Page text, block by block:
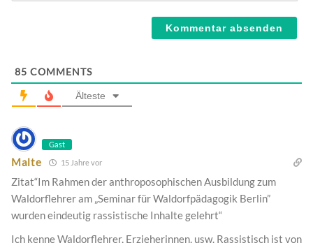
85 COMMENTS
Älteste
Gast
Malte 15 Jahre vor
Zitat“Im Rahmen der anthroposophischen Ausbildung zum
Waldorflehrer am „Seminar für Waldorfpädagogik Berlin”
wurden eindeutig rassistische Inhalte gelehrt“
Ich kenne Waldorflehrer, Erzieherinnen, usw. Rassistisch ist von